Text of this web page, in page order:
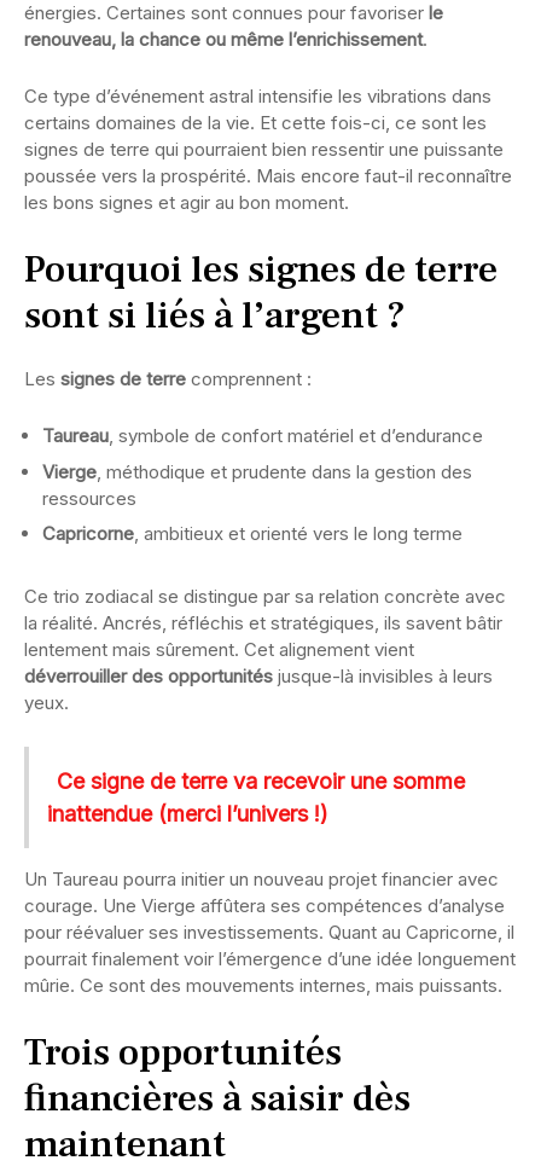
énergies. Certaines sont connues pour favoriser le
renouveau, la chance ou même l’enrichissement.
Ce type d’événement astral intensifie les vibrations dans
certains domaines de la vie. Et cette fois-ci, ce sont les
signes de terre qui pourraient bien ressentir une puissante
poussée vers la prospérité. Mais encore faut-il reconnaître
les bons signes et agir au bon moment.
Pourquoi les signes de terre
sont si liés à l’argent ?
Les signes de terre comprennent :
Taureau, symbole de confort matériel et d’endurance
Vierge , méthodique et prudente dans la gestion des
ressources
Capricorne, ambitieux et orienté vers le long terme
Ce trio zodiacal se distingue par sa relation concrète avec
la réalité. Ancrés, réfléchis et stratégiques, ils savent bâtir
lentement mais sûrement. Cet alignement vient
déverrouiller des opportunités jusque-là invisibles à leurs
yeux.
Ce signe de terre va recevoir une somme
inattendue (merci l’univers !)
Un Taureau pourra initier un nouveau projet financier avec
courage. Une Vierge affûtera ses compétences d’analyse
pour réévaluer ses investissements. Quant au Capricorne, il
pourrait finalement voir l’émergence d’une idée longuement
mûrie. Ce sont des mouvements internes, mais puissants.
Trois opportunités
financières à saisir dès
maintenant